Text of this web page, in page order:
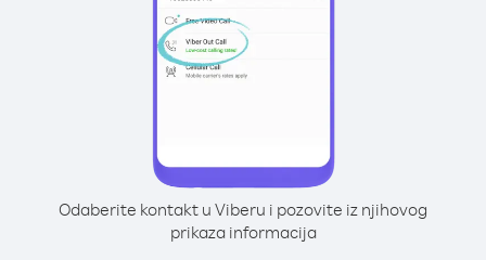
Odaberite kontakt u Viberu i pozovite iz njihovog
prikaza informacija